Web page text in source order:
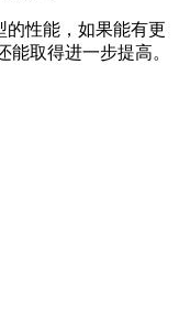
性能，如果能有更
取得进一步提高。